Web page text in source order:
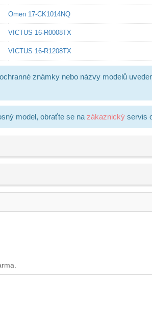
Omen 17-CK1014NQ
VICTUS 16-R0008TX
VICTUS 16-R1208TX
známky nebo názvy modelů
model, obraťte se na zákaznický servis